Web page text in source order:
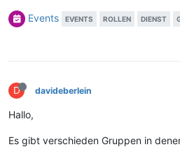
Events EVENTS ROLLEN DIENST
D davideberlein
Hallo,
Es gibt verschieden Gruppen in